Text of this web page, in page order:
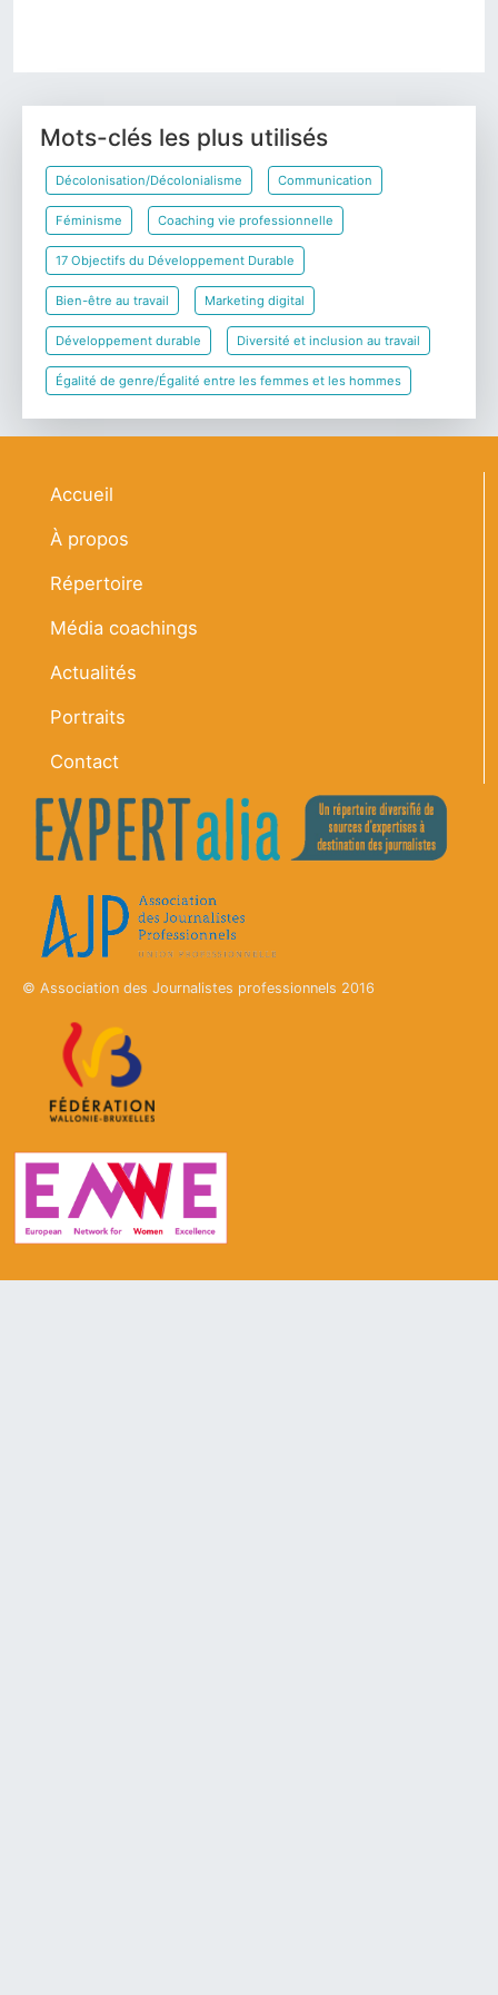
Mots-clés les plus utilisés
Décolonisation/Décolonialisme Communication
Féminisme Coaching vie professionnelle
17 Objectifs du Développement Durable
Bien-être au travail Marketing digital
Développement durable Diversité et inclusion au travail
Égalité de genre/Égalité entre les femmes et les hommes
Navigation principale
Accueil
À propos
Répertoire
Média coachings
Actualités
Portraits
Contact
© Association des Journalistes professionnels 2016